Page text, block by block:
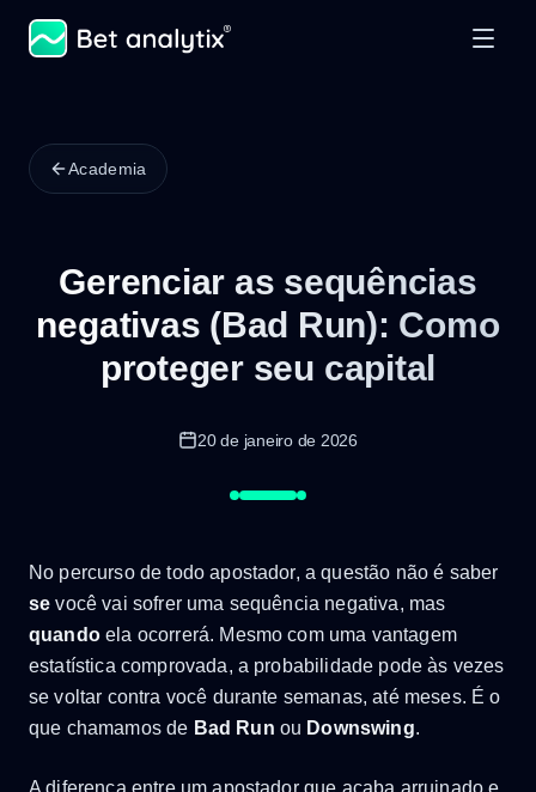
Academia
Gerenciar as sequências
negativas (Bad Run): Como
proteger seu capital
20 de janeiro de 2026
No percurso de todo apostador, a questão não é saber
se você vai sofrer uma sequência negativa, mas
quandoela ocorrerá. Mesmo com uma vantagem
estatística comprovada, a probabilidade pode às vezes
se voltar contra você durante semanas, até meses. É o
que chamamos de Bad Run ou Downswing.
A diferença entre um apostador que acaba arruinado e